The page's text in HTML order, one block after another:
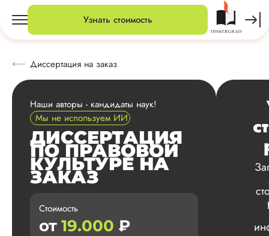
Узнать стоимость
Диссертация на заказ
Наши авторы - кандидаты наук!
Мы не используем ИИ
ДИССЕРТАЦИЯ
ПО ПРАВОВОЙ
КУЛЬТУРЕ НА
ЗАКАЗ
Стоимость
от 19.000 ₽